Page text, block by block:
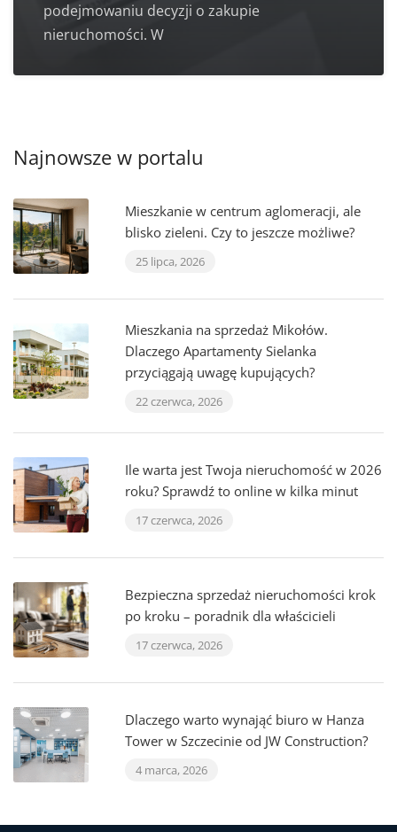
podejmowaniu decyzji o zakupie
nieruchomości. W
Najnowsze w portalu
Mieszkanie w centrum aglomeracji, ale
blisko zieleni. Czy to jeszcze możliwe?
25 lipca, 2026
Mieszkania na sprzedaż Mikołów.
Dlaczego Apartamenty Sielanka
przyciągają uwagę kupujących?
22 czerwca, 2026
Ile warta jest Twoja nieruchomość w 2026
roku? Sprawdź to online w kilka minut
17 czerwca, 2026
Bezpieczna sprzedaż nieruchomości krok
po kroku – poradnik dla właścicieli
17 czerwca, 2026
Dlaczego warto wynająć biuro w Hanza
Tower w Szczecinie od JW Construction?
4 marca, 2026